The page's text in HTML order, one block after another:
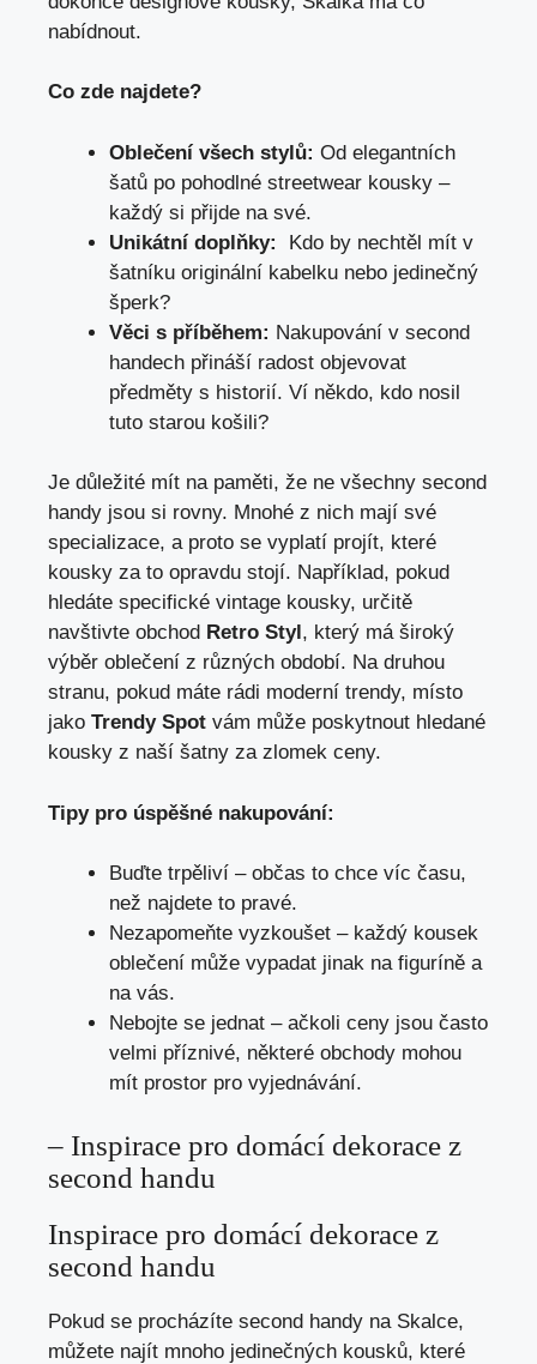
nabídnout.
Co zde najdete?
Oblečení všech stylů: Od elegantních
‌šatů po pohodlné streetwear kousky –
každý‌ si přijde na své.
Unikátní ⁢doplňky:
‌ Kdo by nechtěl mít v
šatníku originální kabelku nebo jedinečný
šperk?
Věci s příběhem: Nakupování v second
handech⁤ přináší radost objevovat
předměty s historií. Ví někdo, kdo nosil
tuto starou košili?
Je důležité mít⁢ na ⁤paměti, že ne všechny⁢ second
handy jsou‌ si rovny.‌ Mnohé z nich mají své
specializace, ​a proto se vyplatí projít,⁢ které⁢
kousky ‌za to opravdu stojí. Například, pokud
hledáte​ specifické vintage kousky,​ určitě ​
navštivte obchod Retro Styl, který má široký
výběr oblečení z různých období. Na druhou
stranu, pokud máte⁤ rádi moderní trendy, místo
‌jako Trendy Spot ⁣vám může poskytnout hledané
kousky z naší ⁢šatny⁤ za zlomek ceny.
Tipy pro úspěšné⁤ nakupování:
Buďte trpěliví – ⁤občas to chce víc času,
než najdete to pravé.
Nezapomeňte vyzkoušet – každý kousek
oblečení může vypadat ​jinak na figuríně ⁢a
na vás.
Nebojte se jednat ⁤– ačkoli ceny jsou často
velmi příznivé, některé obchody mohou
mít prostor pro vyjednávání.
– Inspirace pro⁣ domácí dekorace z
second handu
Inspirace pro ​domácí dekorace z
second handu
Pokud⁣ se procházíte second handy na Skalce,‍
můžete najít⁢ mnoho jedinečných⁤ kousků, které